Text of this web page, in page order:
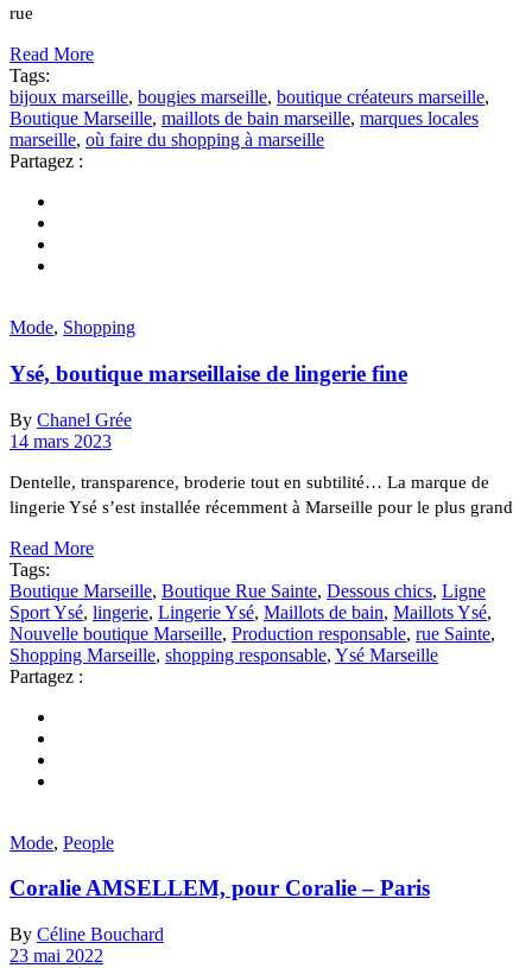
rue
Read More
Tags:
bijoux marseille, bougies marseille, boutique créateurs marseille,
Boutique Marseille, maillots de bain marseille, marques locales
marseille, où faire du shopping à marseille
Partagez :
Mode, Shopping
Ysé, boutique marseillaise de lingerie fine
By Chanel Grée
14 mars 2023
Dentelle, transparence, broderie tout en subtilité… La marque de
lingerie Ysé s’est installée récemment à Marseille pour le plus grand
Read More
Tags:
Boutique Marseille, Boutique Rue Sainte, Dessous chics, Ligne
Sport Ysé, lingerie, Lingerie Ysé, Maillots de bain, Maillots Ysé,
Nouvelle boutique Marseille, Production responsable, rue Sainte,
Shopping Marseille, shopping responsable, Ysé Marseille
Partagez :
Mode, People
Coralie AMSELLEM, pour Coralie – Paris
By Céline Bouchard
23 mai 2022